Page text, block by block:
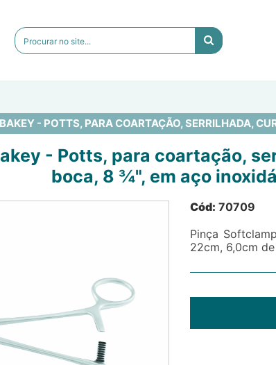
- POTTS, PARA COARTAÇÃO, SERRILHADA,
- Potts, para coartação,
boca, 8 ¾", em aço
Cód: 70709
Pinça
22cm, 6,0cm